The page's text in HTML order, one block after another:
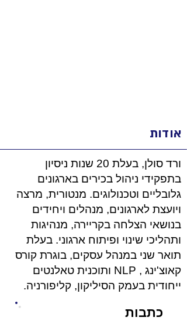
אודות
ורד סולן, בעלת 20 שנות ניסיון
בתפקידי ניהול בכירים בארגונים
גלובליים וטכנולוגים. מנטורית, מרצה
ויועצת לארגונים, מנהלים ויחידים
בנושאי הצלחה בקריירה, מנהיגות
ותהליכי שינוי ופיתוח ארגוני. בעלת
תואר שני במנהל עסקים, בוגרת קורס
קאוצ'ינג , NLP ותוכנית טאלנטים
ייחודית בעמק הסיליקון, קליפורניה.
כתבות